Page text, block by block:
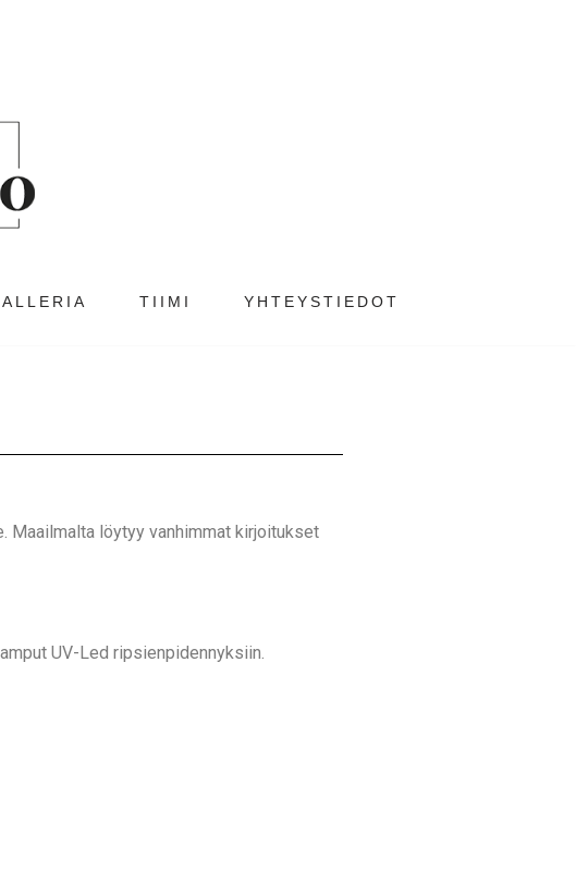
TIIMI YHTEYSTIEDOT
Maailmalta löytyy vanhimmat kirjoitukset
UV-Led ripsienpidennyksiin.